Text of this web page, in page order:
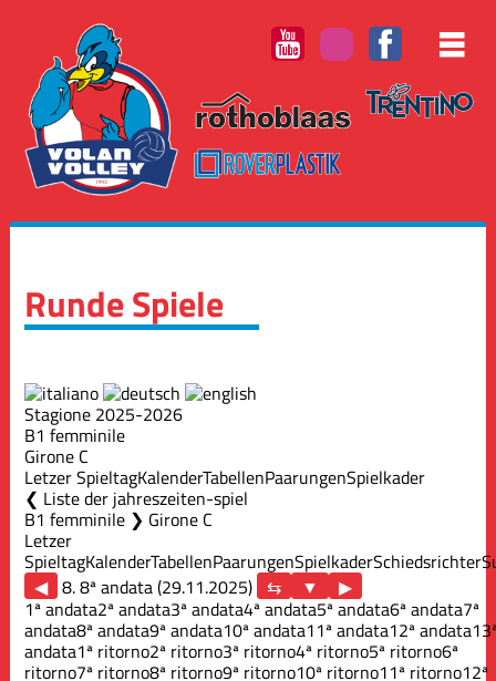
Runde Spiele
Stagione 2025-2026
B1 femminile
Girone C
Letzer SpieltagKalenderTabellenPaarungenSpielkader
Liste der jahreszeiten-spiel
B1 femminile ❯ Girone C
Letzer
SpieltagKalenderTabellenPaarungenSpielkaderSchiedsrichter
◀ 8. 8ª andata (29.11.2025)
▶
1ª andata2ª andata3ª andata4ª andata5ª andata6ª andata7ª
andata8ª andata9ª andata10ª andata11ª andata12ª andata
andata1ª ritorno2ª ritorno3ª ritorno4ª ritorno5ª ritorno6ª
ritorno7ª ritorno8ª ritorno9ª ritorno10ª ritorno11ª ritorno12ª